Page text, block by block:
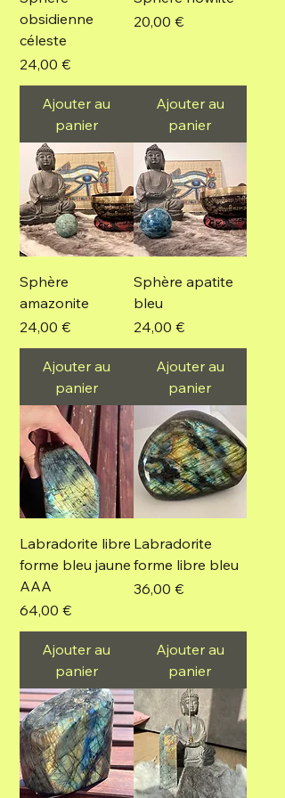
obsidienne
céleste
Prix
24,00 €
Ajouter au
panier
Prix
20,00 €
Ajouter au
panier
Sphère
amazonite
Prix
24,00 €
Ajouter au
panier
Sphère apatite
bleu
Prix
24,00 €
Ajouter au
panier
Labradorite libre
forme bleu jaune
AAA
Prix
64,00 €
Ajouter au
panier
Labradorite
forme libre bleu
Prix
36,00 €
Ajouter au
panier